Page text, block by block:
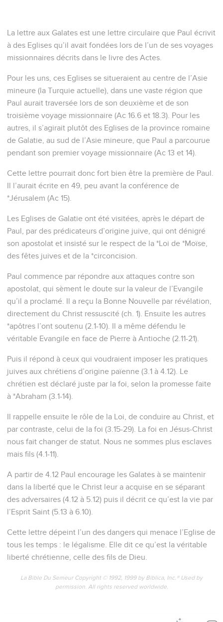
La lettre aux Galates est une lettre circulaire que Paul écrivit
à des Eglises qu’il avait fondées lors de l’un de ses voyages
missionnaires décrits dans le livre des Actes.
Pour les uns, ces Eglises se situeraient au centre de l’Asie
mineure (la Turquie actuelle), dans une vaste région que
Paul aurait traversée lors de son deuxième et de son
troisième voyage missionnaire (Ac 16.6 et 18.3). Pour les
autres, il s’agirait plutôt des Eglises de la province romaine
de Galatie, au sud de l’Asie mineure, que Paul a parcourue
pendant son premier voyage missionnaire (Ac 13 et 14).
Cette lettre pourrait donc fort bien être la première de Paul.
Il l’aurait écrite en 49, peu avant la conférence de
*Jérusalem (Ac 15).
Les Eglises de Galatie ont été visitées, après le départ de
Paul, par des prédicateurs d’origine juive, qui ont dénigré
son apostolat et insisté sur le respect de la *Loi de *Moïse,
des fêtes juives et de la *circoncision.
Paul commence par répondre aux attaques contre son
apostolat, qui sèment le doute sur la valeur de l’Evangile
qu’il a proclamé. Il a reçu la Bonne Nouvelle par révélation,
directement du Christ ressuscité (ch. 1). Ensuite les autres
*apôtres l’ont soutenu (2.1-10). Il a même défendu le
véritable Evangile en face de Pierre à Antioche (2.11-21).
Puis il répond à ceux qui voudraient imposer les pratiques
juives aux chrétiens d’origine païenne (3.1 à 4.12). Le
chrétien est déclaré juste par la foi, selon la promesse faite
à *Abraham (3.1-14).
Il rappelle ensuite le rôle de la Loi, de conduire au Christ, et
par contraste, celui de la foi (3.15-29). La foi en Jésus-Christ
nous fait changer de statut. Nous ne sommes plus esclaves
mais fils (4.1-11).
A partir de 4.12 Paul encourage les Galates à se maintenir
dans la liberté que le Christ leur a acquise en se séparant
des adversaires (4.12 à 5.12) puis il décrit ce qu’est la vie par
l’Esprit Saint (5.13 à 6.10).
Cette lettre dépeint l’un des dangers qui menace l’Eglise de
tous les temps : le légalisme. Elle dit ce qu’est la véritable
liberté chrétienne, celle des fils de Dieu.
La Bible Du Semeur Copyright © 1992, 1999 by Biblica, Inc.® Used by
permission. All rights reserved worldwide.